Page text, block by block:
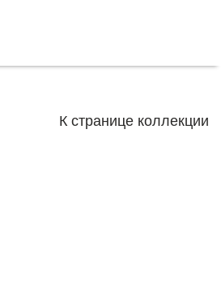
К странице коллекции